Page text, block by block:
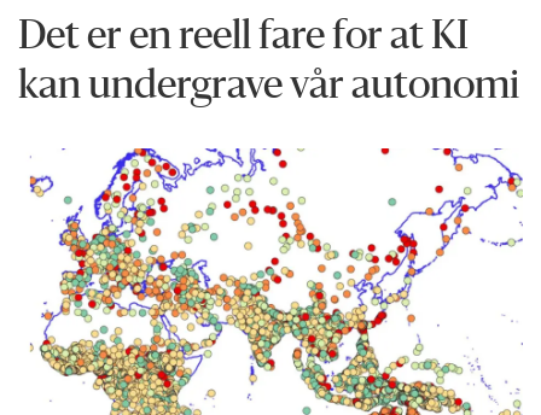
Det er en reell fare for at KI
kan undergrave vår autonomi